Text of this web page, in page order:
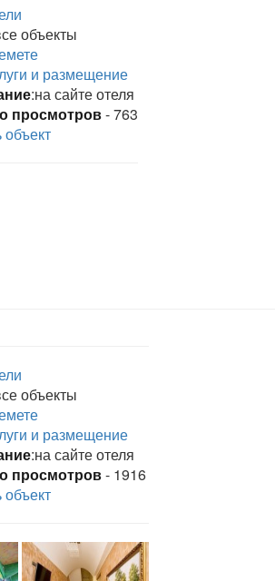
объекты
и размещение
:на сайте отеля
просмотров- 763
объекты
и размещение
:на сайте отеля
просмотров- 1916